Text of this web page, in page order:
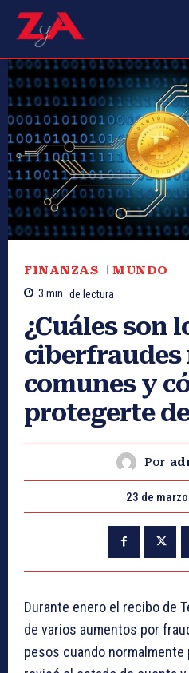
FINANZAS MUNDO
3 min. de lectura
¿Cuáles son
ciberfraudes
comunes y
protegerte
Por
23 de
Durante enero el recibo de
de varios aumentos por
pesos cuando normalmente